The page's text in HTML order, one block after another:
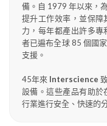
備。自 1979 年以來，
提升工作效率，並保障
力，每年都產出許多
者已遍布全球 85 個國
支援。
45年來 Interscience
設備。這些產品有助於
行業進行安全、快速的